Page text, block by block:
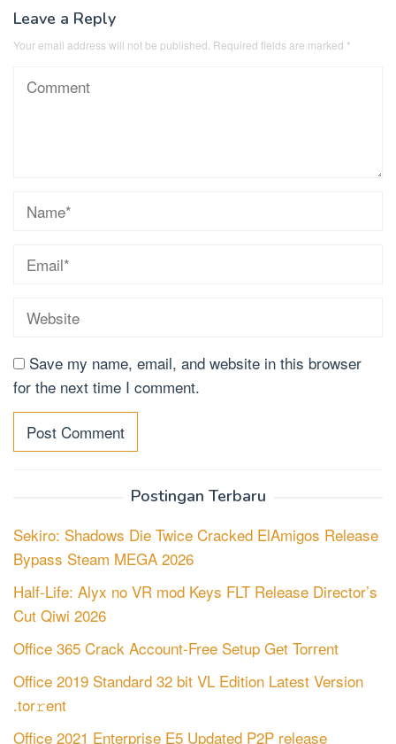
Leave a Reply
Your email address will not be published. Required fields are marked *
Save my name, email, and website in this browser
for the next time I comment.
Postingan Terbaru
Sekiro: Shadows Die Twice Cracked ElAmigos Release
Bypass Steam MEGA 2026
Half-Life: Alyx no VR mod Keys FLT Release Director’s
Cut Qiwi 2026
Office 365 Crack Account-Free Setup Gеt Torгеnt
Office 2019 Standard 32 bit VL Edition Latest Version
.tor𝚛ent
Office 2021 Enterprise E5 Updated P2P release